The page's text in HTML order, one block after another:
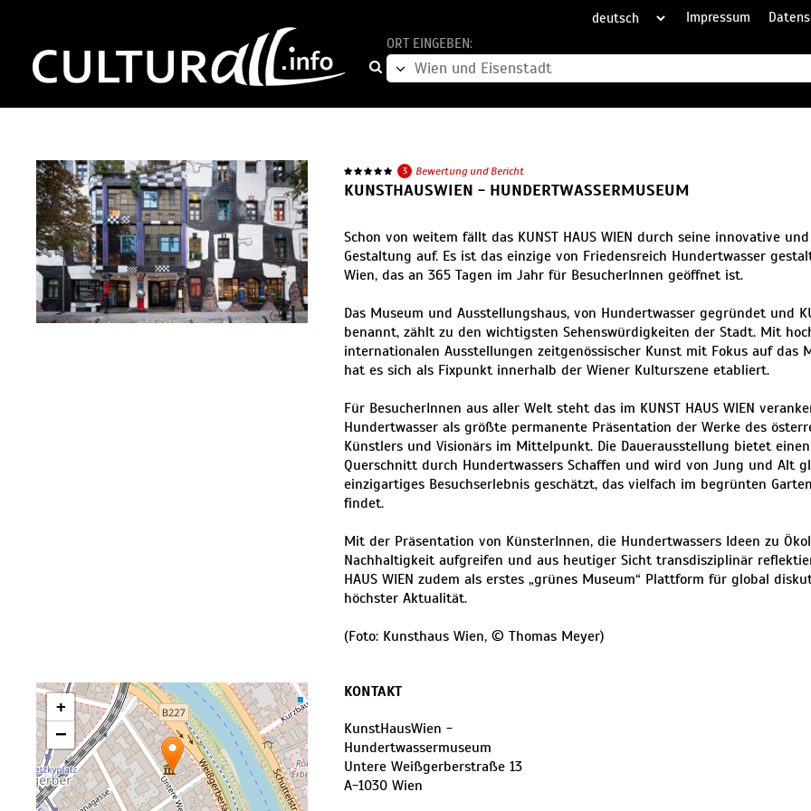
Impressum
ORT EINGEBEN:
3 Bewertung und Bericht
KUNSTHAUSWIEN - HUNDERTWASSERMUSEUM
Schon von weitem fällt das KUNST HAUS WIEN durch seine innovative
Gestaltung auf. Es ist das einzige von Friedensreich Hundertwasser
Wien, das an 365 Tagen im Jahr für BesucherInnen geöffnet ist.
Das Museum und Ausstellungshaus, von Hundertwasser gegründet und
benannt, zählt zu den wichtigsten Sehenswürdigkeiten der Stadt. Mit
internationalen Ausstellungen zeitgenössischer Kunst mit Fokus auf das
hat es sich als Fixpunkt innerhalb der Wiener Kulturszene etabliert.
Für BesucherInnen aus aller Welt steht das im KUNST HAUS WIEN
Hundertwasser als größte permanente Präsentation der Werke des
Künstlers und Visionärs im Mittelpunkt. Die Dauerausstellung bietet
Querschnitt durch Hundertwassers Schaffen und wird von Jung und Alt
einzigartiges Besuchserlebnis geschätzt, das vielfach im begrünten
findet.
Mit der Präsentation von KünsterInnen, die Hundertwassers Ideen zu
Nachhaltigkeit aufgreifen und aus heutiger Sicht transdisziplinär
HAUS WIEN zudem als erstes „grünes Museum“ Plattform für global
höchster Aktualität.
(Foto: Kunsthaus Wien, © Thomas Meyer)
+
−
KONTAKT
KunstHausWien -
Hundertwassermuseum
Untere Weißgerberstraße 13
A-1030 Wien